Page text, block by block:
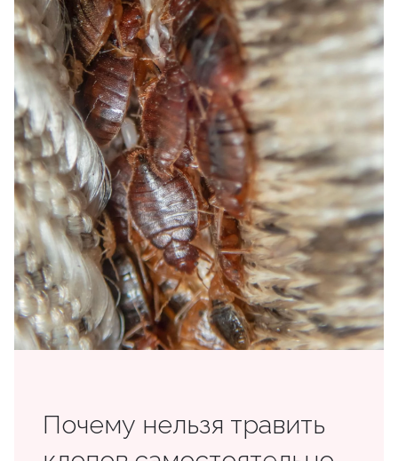
Почему нельзя травить